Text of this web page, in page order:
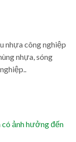
nhựa công nghiệp
nhựa, sóng
ảnh hưởng đến